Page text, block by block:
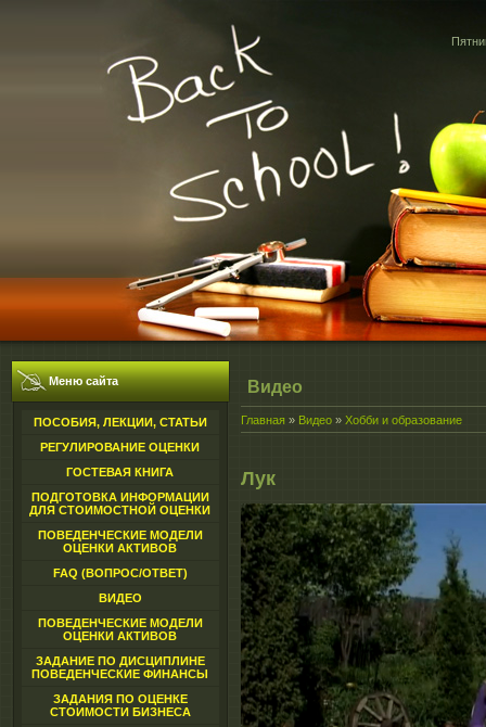
Меню сайта
ПОСОБИЯ, ЛЕКЦИИ, СТАТЬИ
РЕГУЛИРОВАНИЕ ОЦЕНКИ
ГОСТЕВАЯ КНИГА
ПОДГОТОВКА ИНФОРМАЦИИ
ДЛЯ СТОИМОСТНОЙ ОЦЕНКИ
ПОВЕДЕНЧЕСКИЕ МОДЕЛИ
ОЦЕНКИ АКТИВОВ
FAQ (ВОПРОС/ОТВЕТ)
ВИДЕО
ПОВЕДЕНЧЕСКИЕ МОДЕЛИ
ОЦЕНКИ АКТИВОВ
ЗАДАНИЕ ПО ДИСЦИПЛИНЕ
ПОВЕДЕНЧЕСКИЕ ФИНАНСЫ
ЗАДАНИЯ ПО ОЦЕНКЕ
СТОИМОСТИ БИЗНЕСА
Видео
Главная » Видео » Хобби и образование
Лук